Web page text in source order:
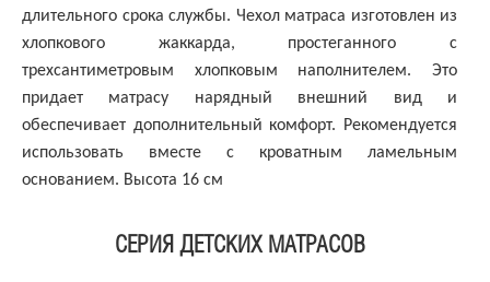
длительного срока службы. Чехол матраса изготовлен из
хлопкового жаккарда, простеганного с
трехсантиметровым хлопковым наполнителем. Это
придает матрасу нарядный внешний вид и
обеспечивает дополнительный комфорт. Рекомендуется
использовать вместе с кроватным ламельным
основанием. Высота 16 см
СЕРИЯ ДЕТСКИХ МАТРАСОВ